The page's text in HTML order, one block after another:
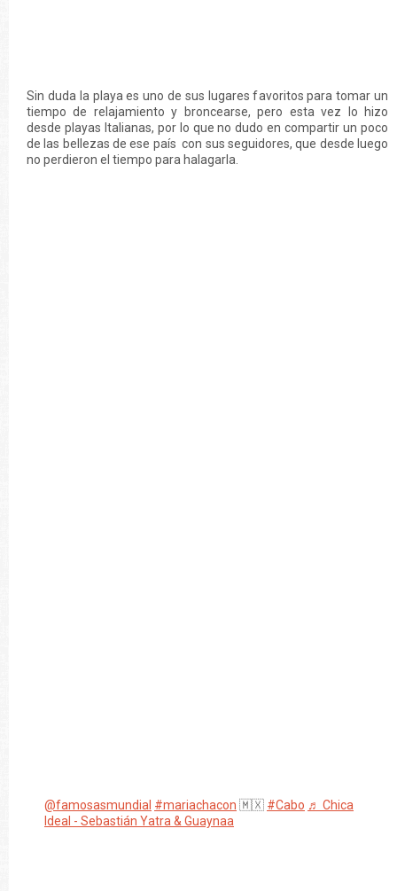
Sin duda la playa es uno de sus lugares favoritos para tomar un
tiempo de relajamiento y broncearse, pero esta vez lo hizo
desde playas Italianas, por lo que no dudo en compartir un poco
de las bellezas de ese país con sus seguidores, que desde luego
no perdieron el tiempo para halagarla.
@famosasmundial #mariachacon 🇲🇽 #Cabo ♬ Chica
Ideal - Sebastián Yatra & Guaynaa